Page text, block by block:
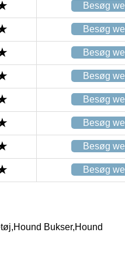
Besøg
Besøg
Besøg
Besøg
Besøg
Besøg
Besøg
Besøg
Bukser,Hound